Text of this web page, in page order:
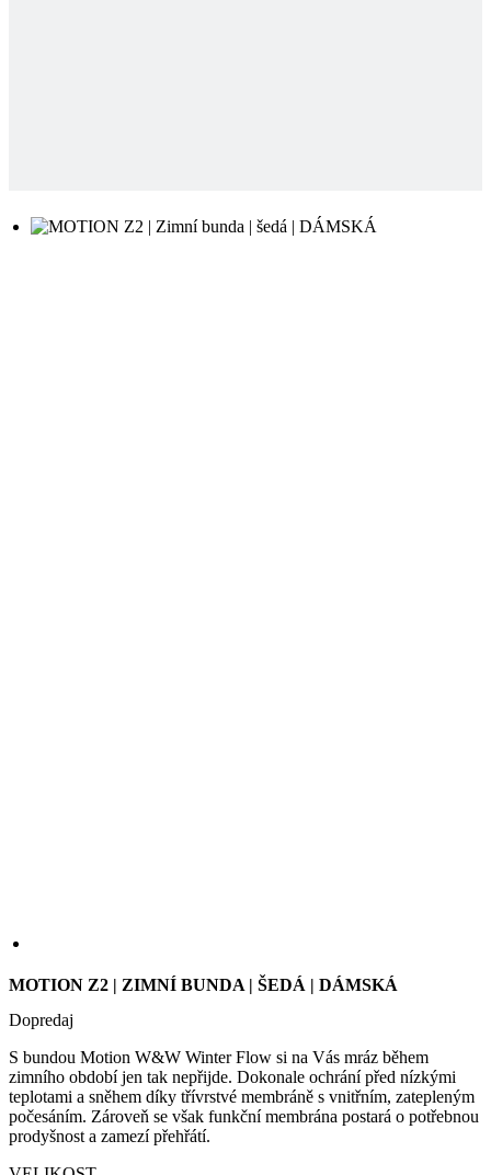
zimního období jen tak nepřijde. Dokonale ochrání před nízkými
počesáním. Zároveň se však funkční membrána postará o potřebnou
VELIKOST
1 2 3 4 5 6
tabulka velikostí